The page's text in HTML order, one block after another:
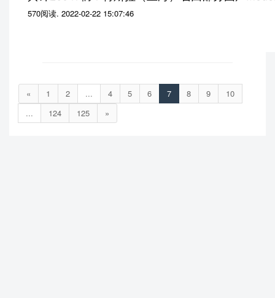
570阅读. 2022-02-22 15:07:46
« 1 2 ... 4 5 6 7 8 9
10
...
124 125 »